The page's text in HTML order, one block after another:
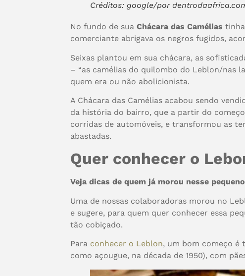
Créditos: google/por
No fundo de sua Chácara das Camélias
comerciante abrigava os negros fugidos,
Seixas plantou em sua chácara, as
– “as camélias do quilombo do Leblon/nas
quem era ou não abolicionista.
A Chácara das Camélias acabou sendo
da história do bairro, que a partir do
corridas de automóveis, e transformou as
abastadas.
Quer conhecer o
Veja dicas de quem já morou nesse
Uma de nossas colaboradoras morou no
e sugere, para quem quer conhecer essa
tão cobiçado.
Para conhecer o Leblon, um bom começo é
como açougue, na década de 1950), com